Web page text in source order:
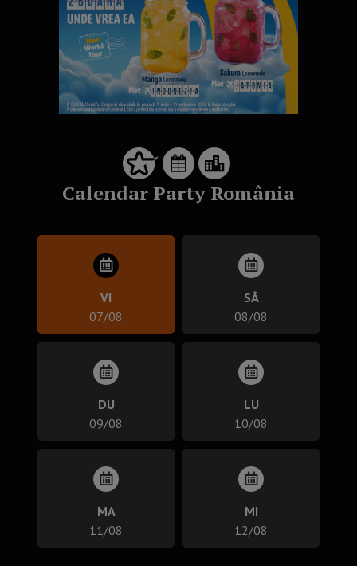
Calendar Party România
VI
07/08
SÂ
08/08
DU
09/08
LU
10/08
MA
11/08
MI
12/08